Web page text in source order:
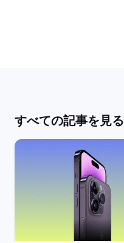
すべての記事を見る